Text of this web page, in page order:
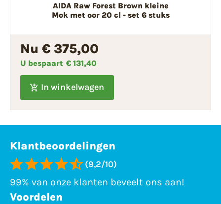
AIDA Raw Forest Brown kleine
Mok met oor 20 cl - set 6 stuks
Nu € 375,00
U bespaart € 131,40
In winkelwagen
Klantbeoordelingen
(9,2/10)
99% van onze klanten beveelt ons aan!
Voordelen